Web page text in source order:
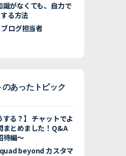
識がなくても、自力で
る方法
ログ担当者
あったトピック
する？】 チャットでよ
まとめました！Q&A
待編〜
beyond カスタマ